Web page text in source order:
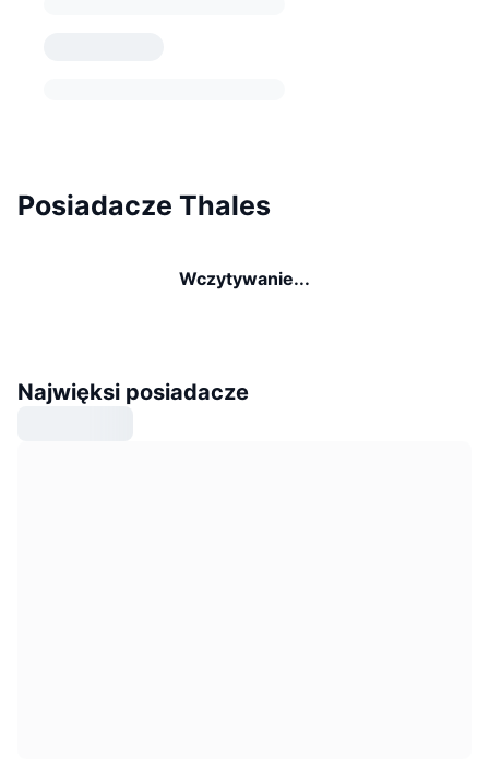
Posiadacze Thales
Wczytywanie...
Najwięksi posiadacze